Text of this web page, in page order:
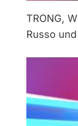
TRONG,
Russo